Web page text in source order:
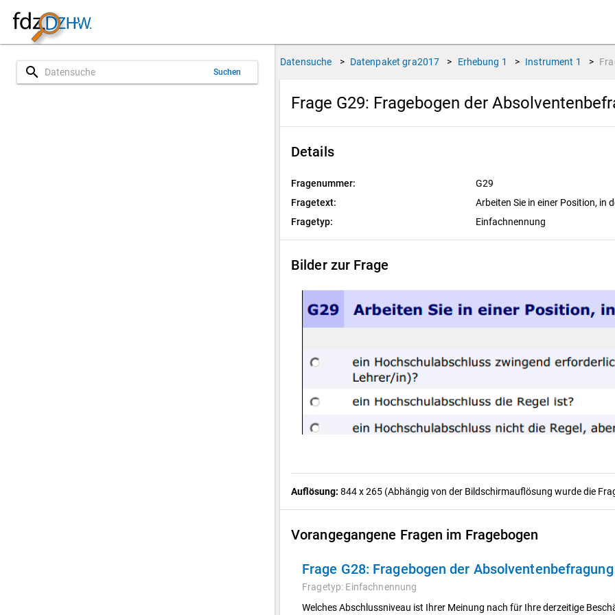
search Suchen
Datensuche > Datenpaket gra2017 > Erhebung 1 > Instrument 1 >
Frage G29: Fragebogen der
Details
Fragenummer:
G29
Fragetext:
Arbeiten Sie in einer Position, in
Fragetyp:
Einfachnennung
Bilder zur Frage
Auflösung: 844 x 265 (Abhängig von der Bildschirmauflösung wurde die
Vorangegangene Fragen im Fragebogen
Frage G28: Fragebogen der
Fragetyp: Einfachnennung
Welches Abschlussniveau ist Ihrer Meinung nach für Ihre derzeitige